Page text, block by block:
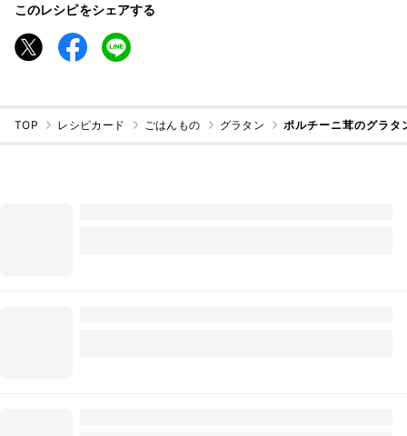
このレシピをシェアする
TOP レシピカード ごはんもの グラタン ポルチーニ茸のグラタ